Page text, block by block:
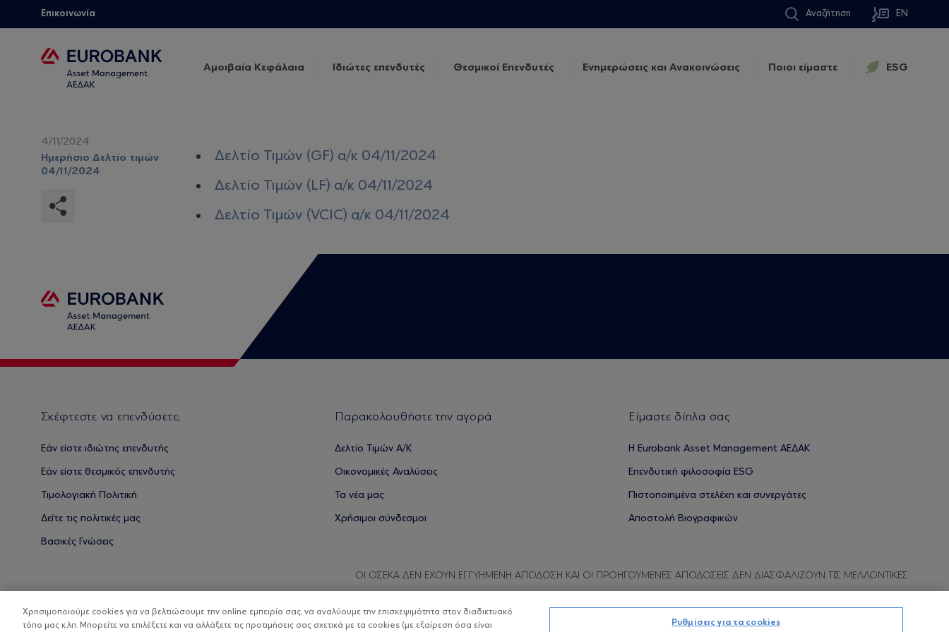
Επικοινωνία Αναζήτηση EN
Αμοιβαία Κεφάλαια Ιδιώτες επενδυτές Θεσμικοί Επενδυτές Ενημερώσεις και Ανακοινώσεις Ποιοι είμαστε ESG
4/11/2024
Ημερήσιο Δελτίο τιμών
04/11/2024
Δελτίο Τιμών (GF) α/κ 04/11/2024
Δελτίο Τιμών (LF) α/κ 04/11/2024
Δελτίο Τιμών (VCIC) α/κ 04/11/2024
Σκέφτεστε να επενδύσετε;
Εάν είστε ιδιώτης επενδυτής
Εάν είστε θεσμικός επενδυτής
Τιμολογιακή Πολιτική
Δείτε τις πολιτικές μας
Βασικές Γνώσεις
Παρακολουθήστε την αγορά
Δελτίο Τιμών Α/Κ
Οικονομικές Αναλύσεις
Τα νέα μας
Χρήσιμοι σύνδεσμοι
Είμαστε δίπλα σας
H Eurobank Asset Management ΑΕΔΑΚ
Επενδυτική φιλοσοφία ESG
Πιστοποιημένα στελέχη και συνεργάτες
Αποστολή Βιογραφικών
ΟΙ ΟΣΕΚΑ ΔΕΝ ΕΧΟΥΝ ΕΓΓΥΗΜΕΝΗ ΑΠΟΔΟΣΗ ΚΑΙ ΟΙ ΠΡΟΗΓΟΥΜΕΝΕΣ ΑΠΟΔΟΣΕΙΣ ΔΕΝ ΔΙΑΣΦΑΛΙΖΟΥΝ ΤΙΣ ΜΕΛΛΟΝΤΙΚΕΣ
Χρησιμοποιούμε cookies για να βελτιώσουμε την online εμπειρία σας, να αναλύουμε την επισκεψιμότητα στον διαδικτυακό
τόπο μας κ.λπ. Μπορείτε να επιλέξετε και να αλλάξετε τις προτιμήσεις σας σχετικά με τα cookies (με εξαίρεση όσα είναι
Ρυθμίσεις για τα cookies